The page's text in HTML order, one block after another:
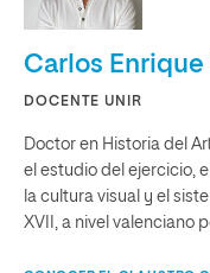
Carlos Enrique
DOCENTE UNIR
Doctor en Historia del
el estudio del ejercicio,
la cultura visual y el
XVII, a nivel valenciano